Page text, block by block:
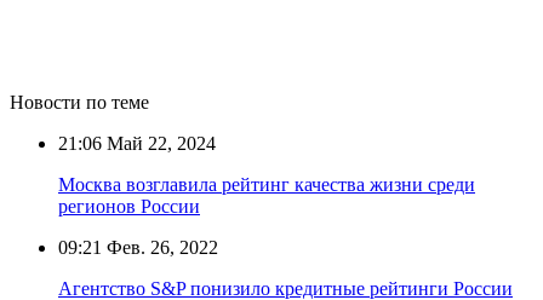
Новости по теме
21:06 Май 22, 2024
Москва возглавила рейтинг качества жизни среди
регионов России
09:21 Фев. 26, 2022
Агентство S&P понизило кредитные рейтинги России